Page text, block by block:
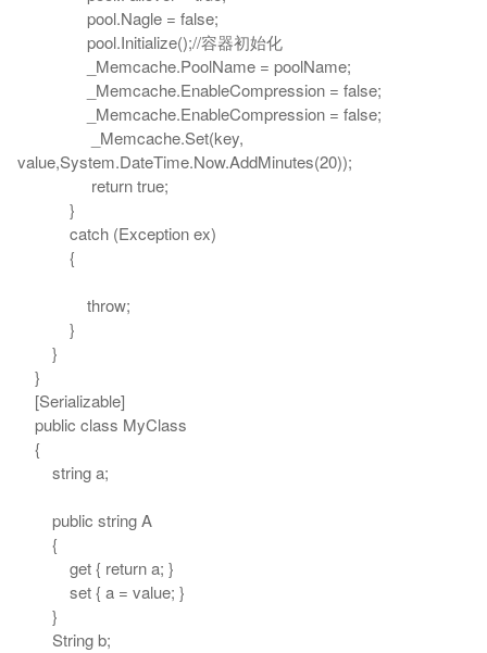
pool.Nagle = false;
pool.Initialize();//容器初始化
_Memcache.PoolName = poolName;
_Memcache.EnableCompression = false;
_Memcache.EnableCompression = false;
_Memcache.Set(key,
value,System.DateTime.Now.AddMinutes(20));
return true;
}
catch (Exception ex)
{
throw;
}
}
}
[Serializable]
public class MyClass
{
string a;
public string A
{
get { return a; }
set { a = value; }
}
String b;